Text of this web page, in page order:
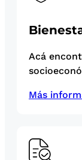
Acá
Más